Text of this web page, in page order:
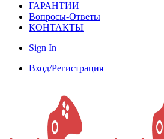
ГАРАНТИИ
Вопросы-Ответы
КОНТАКТЫ
Sign In
Вход/Регистрация